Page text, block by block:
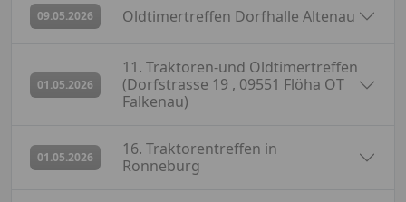
09.05.2026
abgesagtOldtimertreffen Dorfhalle Altenau
01.05.2026
abgesagt11. Traktoren-und Oldtimertreffen
(Dorfstrasse 19 , 09551 Flöha OT
Falkenau)
01.05.2026
abgesagt16. Traktorentreffen in
Ronneburg